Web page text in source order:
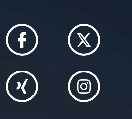
Freitag, 13.11.2026, 13:00 bis 19:00 Uhr
undSamstag, 14.11.2026, 08:00 bis
Uhr
Curriculum
Zahnmedizin